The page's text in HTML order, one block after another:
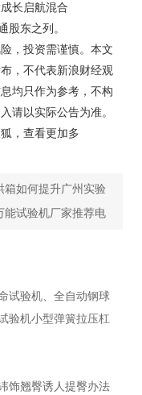
长启航混合
股东之列。
投资需谨慎。本文
，不代表新浪财经观
均只作为参考，不构
请以实际公告为准。
，查看更加多
箱如何提升广州实验
能试验机厂家推荐电
试验机、全自动钢球
验机小型弹簧拉压杠
选指南！
饰翘臀诱人提臀办法